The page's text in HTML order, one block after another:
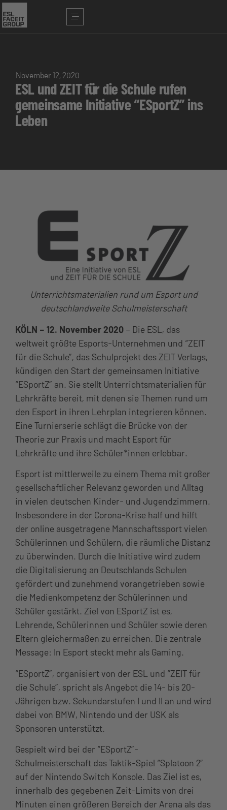
November 12, 2020
ESL und ZEIT für die Schule rufen
gemeinsame Initiative “ESportZ” ins
Leben
Unterrichtsmaterialien rund um Esport und
deutschlandweite Schulmeisterschaft
KÖLN – 12. November 2020 – Die ESL, das
weltweit größte Esports-Unternehmen und “ZEIT
für die Schule”, das Schulprojekt des ZEIT Verlags,
kündigen den Start der gemeinsamen Initiative
“ESportZ” an. Sie stellt Unterrichtsmaterialien für
Lehrkräfte bereit, mit denen sie Themen rund um
den Esport in ihren Lehrplan integrieren können.
Eine Turnierserie schlägt die Brücke von der
Theorie zur Praxis und macht Esport für
Lehrkräfte und ihre Schüler*innen erlebbar.
Esport ist mittlerweile zu einem Thema mit großer
gesellschaftlicher Relevanz geworden und Alltag
in vielen deutschen Kinder- und Jugendzimmern.
Insbesondere in der Corona-Krise half und hilft
der online ausgetragene Mannschaftssport vielen
Schülerinnen und Schülern, die räumliche Distanz
zu überwinden. Durch die Initiative wird zudem
die Digitalisierung an Deutschlands Schulen
gefördert und zunehmend vorangetrieben sowie
die Medienkompetenz der Schülerinnen und
Schüler gestärkt. Ziel von ESportZ ist es,
Lehrende, Schülerinnen und Schüler sowie deren
Eltern gleichermaßen zu erreichen. Die zentrale
Message: In Esport steckt mehr als Gaming.
“ESportZ”, organisiert von der ESL und “ZEIT für
die Schule”, spricht als Angebot die 14- bis 20-
Jährigen bzw. Sekundarstufen I und II an und wird
dabei von BMW, Nintendo und der USK als
Sponsoren unterstützt.
Gespielt wird bei der “ESportZ”-
Schulmeisterschaft das Taktik-Spiel “Splatoon 2”
auf der Nintendo Switch Konsole. Das Ziel ist es,
innerhalb des gegebenen Zeit-­Limits von drei
Minuten einen größeren Bereich der Arena als das